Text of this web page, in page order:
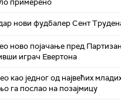
примерено
нови фудбалер Сент
ново појачање пред
играч Евертона
као једног од највећих
га послао на позајмицу